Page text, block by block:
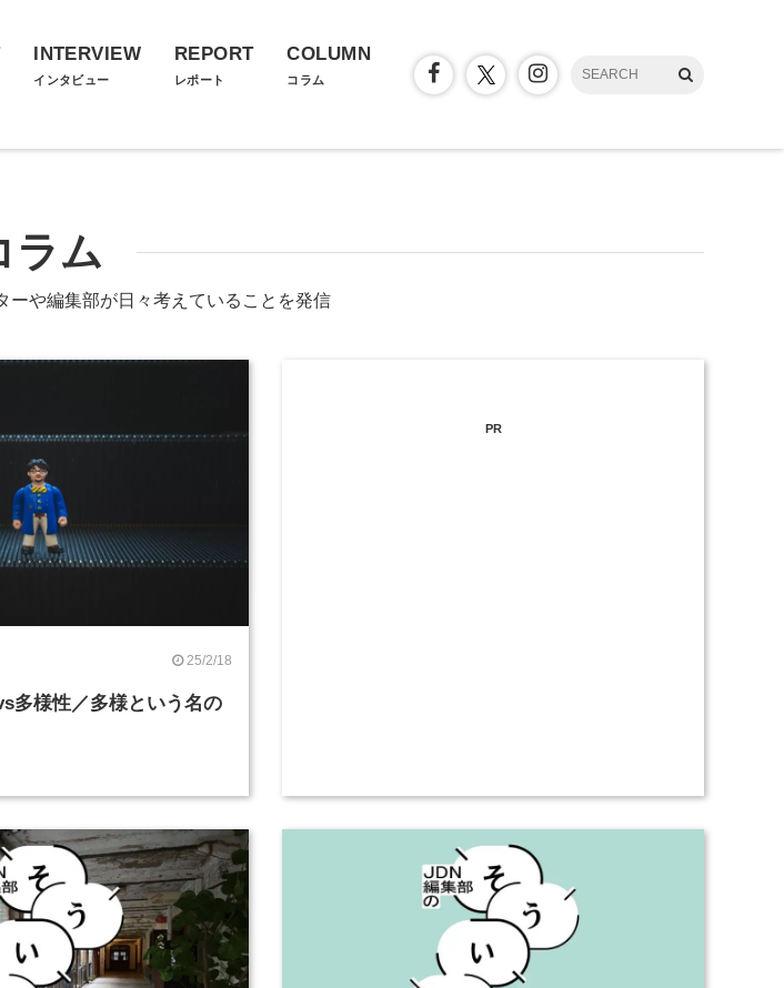
INTERVIEW
インタビュー
REPORT
レポート
COLUMN
コラム
ラム
ーや編集部が日々考えていることを発信
25/2/18
多様性／多様という名の
PR